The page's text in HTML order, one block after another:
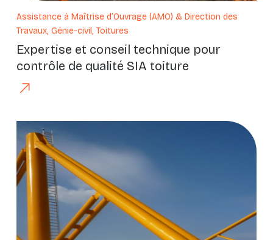
Assistance à Maîtrise d’Ouvrage (AMO) & Direction des
Travaux, Génie-civil, Toitures
Expertise et conseil technique pour
contrôle de qualité SIA toiture